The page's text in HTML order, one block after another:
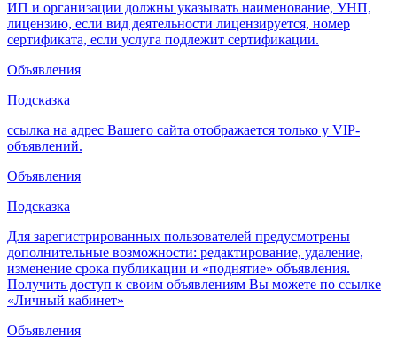
ИП и организации должны указывать наименование, УНП,
лицензию, если вид деятельности лицензируется, номер
сертификата, если услуга подлежит сертификации.
Объявления
Подсказка
ссылка на адрес Вашего сайта отображается только у VIP-
объявлений.
Объявления
Подсказка
Для зарегистрированных пользователей предусмотрены
дополнительные возможности: редактирование, удаление,
изменение срока публикации и «поднятие» объявления.
Получить доступ к своим объявлениям Вы можете по ссылке
«Личный кабинет»
Объявления